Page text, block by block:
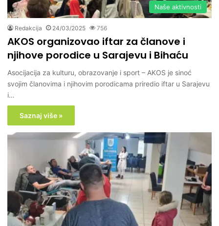
Naše aktivnosti
Redakcija 24/03/2025 756
AKOS organizovao iftar za članove i
njihove porodice u Sarajevu i Bihaću
Asocijacija za kulturu, obrazovanje i sport – AKOS je sinoć
svojim članovima i njihovim porodicama priredio iftar u Sarajevu
i…
Saznaj više »